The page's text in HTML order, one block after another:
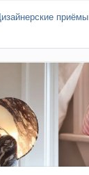
приёмы